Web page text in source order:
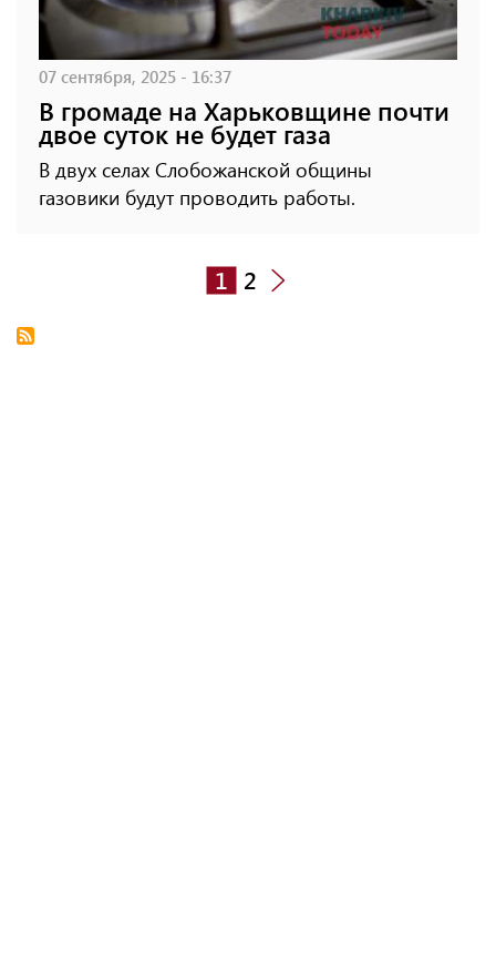
07 сентября, 2025 - 16:37
В громаде на Харьковщине почти
двое суток не будет газа
В двух селах Слобожанской общины
газовики будут проводить работы.
1 2